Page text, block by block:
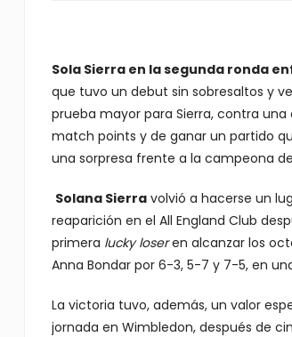
Sola Sierra en la segunda ronda
que tuvo un debut sin sobresaltos y
prueba mayor para Sierra, contra
match points y de ganar un partido
una sorpresa frente a la campeona
Solana Sierravolvió a hacerse un
reaparición en el All England Club
primera lucky loseren alcanzar los
Anna Bondar por 6-3, 5-7 y 7-5, en
La victoria tuvo, además, un valor
jornada en Wimbledon, después de